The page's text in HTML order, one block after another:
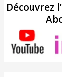
Découvrez